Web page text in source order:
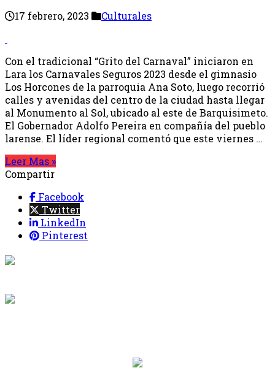
17 febrero, 2023 Culturales
Con el tradicional “Grito del Carnaval” iniciaron en
Lara los Carnavales Seguros 2023 desde el gimnasio
Los Horcones de la parroquia Ana Soto, luego recorrió
calles y avenidas del centro de la ciudad hasta llegar
al Monumento al Sol, ubicado al este de Barquisimeto.
El Gobernador Adolfo Pereira en compañía del pueblo
larense. El líder regional comentó que este viernes …
Leer Mas »
Compartir
Facebook
Twitter
LinkedIn
Pinterest